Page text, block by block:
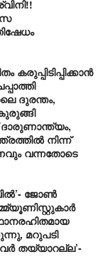
കരുപ്പിടിപ്പിക്കാൻ
ദുരന്തം,
ദാരുണാന്ത്യം,
നിന്ന്
വന്നതോടെ
ജോൺ
മറുപടി
തയ്യാറല്ല’-